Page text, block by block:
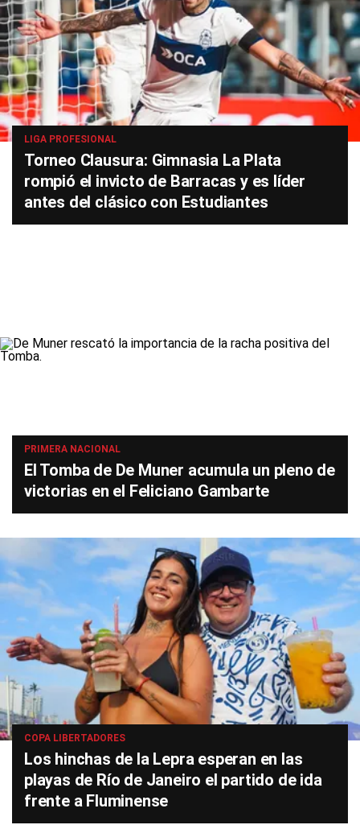
LIGA PROFESIONAL
Torneo Clausura: Gimnasia La Plata
rompió el invicto de Barracas y es líder
antes del clásico con Estudiantes
PRIMERA NACIONAL
El Tomba de De Muner acumula un pleno de
victorias en el Feliciano Gambarte
COPA LIBERTADORES
Los hinchas de la Lepra esperan en las
playas de Río de Janeiro el partido de ida
frente a Fluminense